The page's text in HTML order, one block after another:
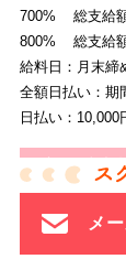
700% 総支給
800% 総支給
給料日：月末締
全額日払い：期
日払い：10,000
キャストさ
・蓮も面接
もらえた！
メ